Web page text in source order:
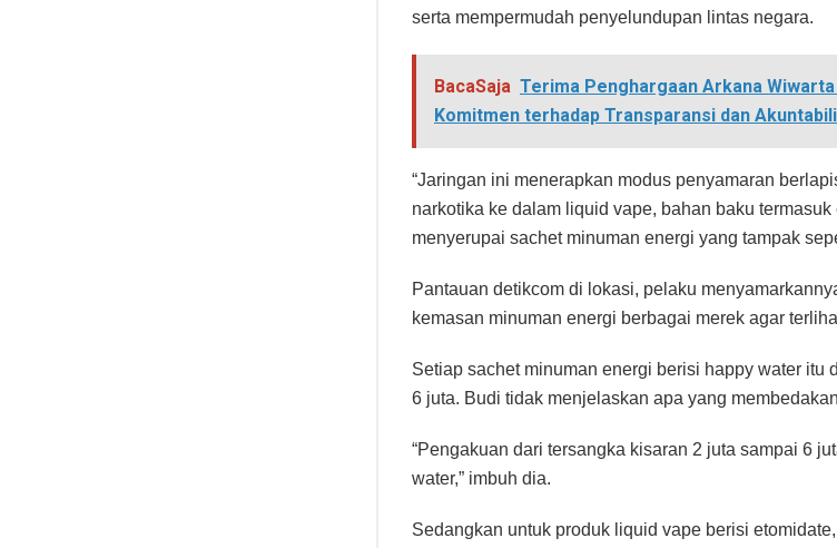
serta mempermudah penyelundupan lintas negara.
BacaSaja Terima Penghargaan Arkana
Komitmen terhadap Transparansi dan
“Jaringan ini menerapkan modus penyamaran
narkotika ke dalam liquid vape, bahan baku
menyerupai sachet minuman energi yang tampak
Pantauan detikcom di lokasi, pelaku
kemasan minuman energi berbagai merek agar
Setiap sachet minuman energi berisi happy water itu
6 juta. Budi tidak menjelaskan apa yang
“Pengakuan dari tersangka kisaran 2 juta sampai 6
water,” imbuh dia.
Sedangkan untuk produk liquid vape berisi